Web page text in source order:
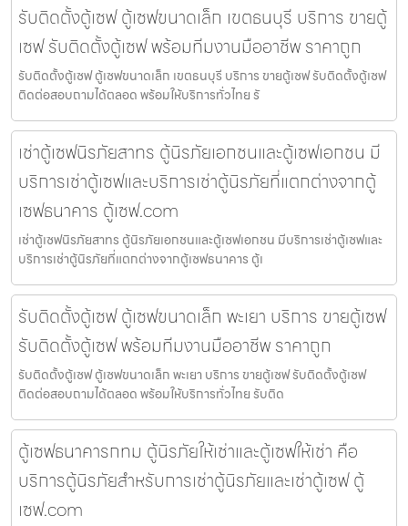
รับติดตั้งตู้เซฟ ตู้เซฟขนาดเล็ก เขตธนบุรี บริการ ขายตู้
เซฟ รับติดตั้งตู้เซฟ พร้อมทีมงานมืออาชีพ ราคาถูก
รับติดตั้งตู้เซฟ ตู้เซฟขนาดเล็ก เขตธนบุรี บริการ ขายตู้เซฟ รับติดตั้งตู้เซฟ
ติดต่อสอบถามได้ตลอด พร้อมให้บริการทั่วไทย รั
เช่าตู้เซฟนิรภัยสาทร ตู้นิรภัยเอกชนและตู้เซฟเอกชน มี
บริการเช่าตู้เซฟและบริการเช่าตู้นิรภัยที่แตกต่างจากตู้
เซฟธนาคาร ตู้เซฟ.com
เช่าตู้เซฟนิรภัยสาทร ตู้นิรภัยเอกชนและตู้เซฟเอกชน มีบริการเช่าตู้เซฟและ
บริการเช่าตู้นิรภัยที่แตกต่างจากตู้เซฟธนาคาร ตู้เ
รับติดตั้งตู้เซฟ ตู้เซฟขนาดเล็ก พะเยา บริการ ขายตู้เซฟ
รับติดตั้งตู้เซฟ พร้อมทีมงานมืออาชีพ ราคาถูก
รับติดตั้งตู้เซฟ ตู้เซฟขนาดเล็ก พะเยา บริการ ขายตู้เซฟ รับติดตั้งตู้เซฟ
ติดต่อสอบถามได้ตลอด พร้อมให้บริการทั่วไทย รับติด
ตู้เซฟธนาคารกทม ตู้นิรภัยให้เช่าและตู้เซฟให้เช่า คือ
บริการตู้นิรภัยสำหรับการเช่าตู้นิรภัยและเช่าตู้เซฟ ตู้
เซฟ.com